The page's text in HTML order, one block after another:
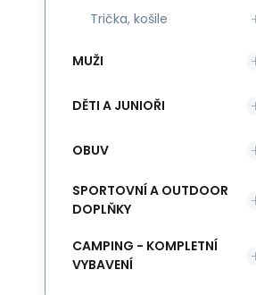
Trička, košile
MUŽI
DĚTI A JUNIOŘI
OBUV
SPORTOVNÍ A OUTDOOR
DOPLŇKY
CAMPING - KOMPLETNÍ
VYBAVENÍ